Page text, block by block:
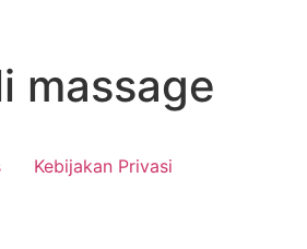
massage
Kebijakan Privasi